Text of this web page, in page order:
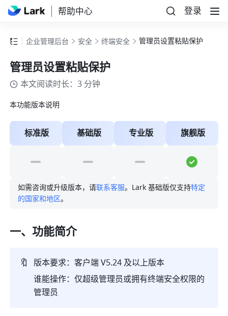
帮助中心 登录
企业管理后台 安全 终端安全 管理员设置粘贴保护
管理员设置粘贴保护
本文阅读时长：3 分钟
本功能版本说明
标准版 基础版 专业版 旗舰版
如需咨询或升级版本，请联系客服。Lark 基础版仅支持特定
的国家和地区。
一、功能简介
🔖 版本要求：客户端 V5.24 及以上版本
谁能操作：仅超级管理员或拥有终端安全权限的
管理员